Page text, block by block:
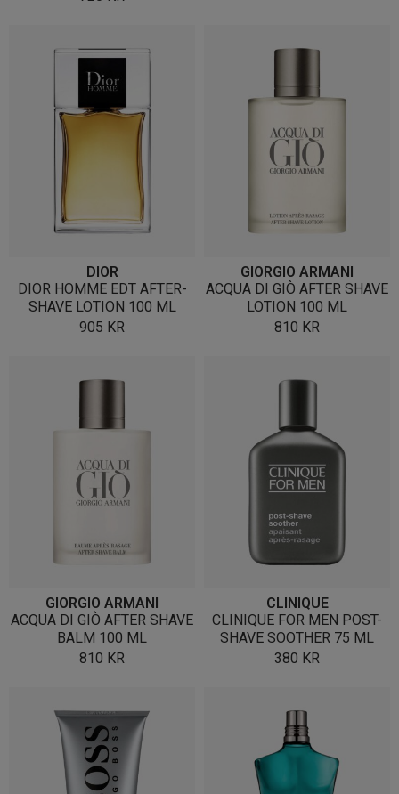
DIOR
DIOR HOMME EDT AFTER-
SHAVE LOTION 100 ML
905 KR
GIORGIO ARMANI
ACQUA DI GIÒ AFTER SHAVE
LOTION 100 ML
810 KR
GIORGIO ARMANI
ACQUA DI GIÒ AFTER SHAVE
BALM 100 ML
810 KR
CLINIQUE
CLINIQUE FOR MEN POST-
SHAVE SOOTHER 75 ML
380 KR